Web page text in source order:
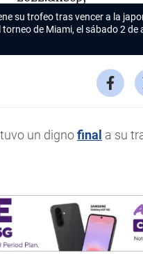
su trofeo tras vencer a la
de Miami, el sábado 2 de
un dignofinal a su